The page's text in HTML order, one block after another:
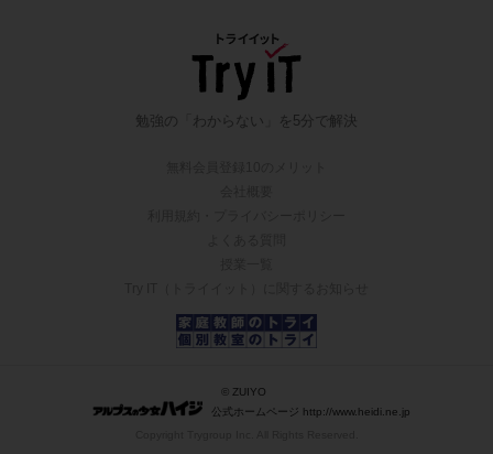
勉強の「わからない」を5分で解決
© ZUIYO
公式ホームページ http://www.heidi.ne.jp